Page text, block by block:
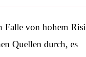
Falle von hohem
Quellen durch, es